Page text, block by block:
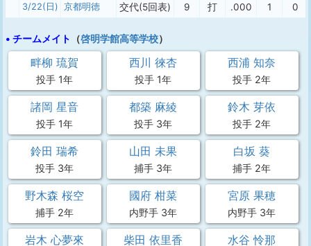
3/22(日) 京都明徳 交代(5回表) 9 打 .000 1 0
• チームメイト （啓明学館高等学校）
畔柳 琉賀
投手 1年
西川 徠杏
投手 1年
西浦 知奈
投手 2年
諸岡 星音
投手 1年
都築 麻綾
投手 3年
鈴木 芽依
投手 2年
鈴田 瑞希
投手 3年
山田 未果
捕手 3年
白坂 葵
捕手 2年
野木森 桜空
捕手 2年
國府 柑菜
内野手 3年
宮原 果穂
内野手 3年
岩木 心夢來 柴田 依里香 水谷 怜那